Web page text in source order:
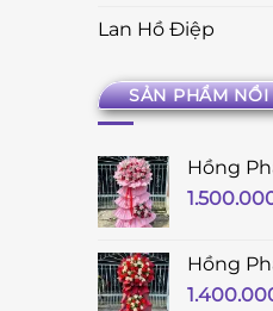
Lan Hồ Điệp
SẢN PHẨM
Hồng
Hồng